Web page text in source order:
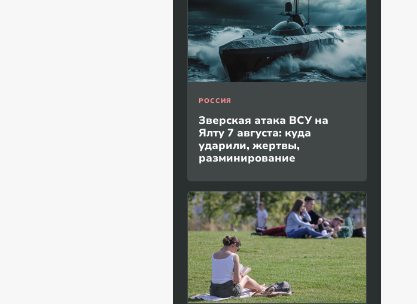
РОССИЯ
Зверская атака ВСУ на
Ялту 7 августа: куда
ударили, жертвы,
разминирование